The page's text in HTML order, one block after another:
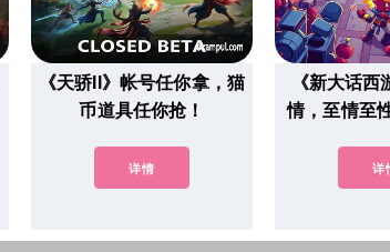
《天骄II》帐号任你拿，猫
币道具任你抢！
详情
《新大话
情，至情至
详